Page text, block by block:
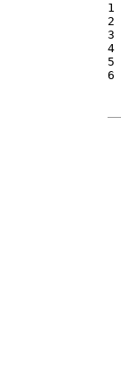
1
2
3
4
5
6